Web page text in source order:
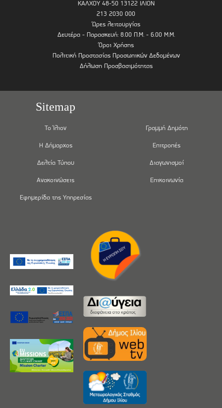
ΚΑΛΧΟΥ 48-50 13122 ΙΛΙΟΝ
213 2030 000
Ώρες λειτουργίας
Δευτέρα - Παρασκευή: 8.00 Π.Μ. - 6.00 Μ.Μ.
Όροι Χρήσης
Πολιτική Προστασίας Προσωπικών Δεδομένων
Δήλωση Προσβασιμότητας
Sitemap
Το Ίλιον
Η Δήμαρχος
Δελτία Τύπου
Ανακοινώσεις
Εφημερίδα της Υπηρεσίας
Γραμμή Δημότη
Επιτροπές
Διαγωνισμοί
Επικοινωνία